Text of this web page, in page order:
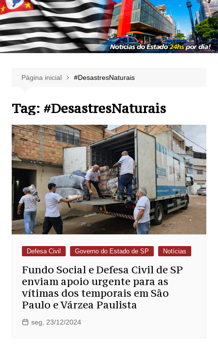
Página inicial #DesastresNaturais
Tag: #DesastresNaturais
Defesa Civil Governo do Estado de SP Notícias
Fundo Social e Defesa Civil de SP
enviam apoio urgente para as
vítimas dos temporais em São
Paulo e Várzea Paulista
seg, 23/12/2024